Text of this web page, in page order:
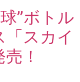
”ボトル
スカイ
！